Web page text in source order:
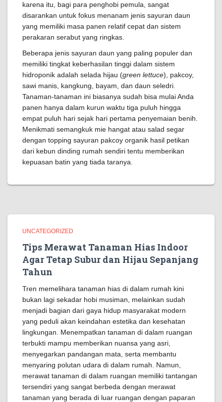
karena itu, bagi para penghobi pemula, sangat
disarankan untuk fokus menanam jenis sayuran daun
yang memiliki masa panen relatif cepat dan sistem
perakaran serabut yang ringkas.
Beberapa jenis sayuran daun yang paling populer dan
memiliki tingkat keberhasilan tinggi dalam sistem
hidroponik adalah selada hijau (green lettuce), pakcoy,
sawi manis, kangkung, bayam, dan daun seledri.
Tanaman-tanaman ini biasanya sudah bisa mulai Anda
panen hanya dalam kurun waktu tiga puluh hingga
empat puluh hari sejak hari pertama penyemaian benih.
Menikmati semangkuk mie hangat atau salad segar
dengan topping sayuran pakcoy organik hasil petikan
dari kebun dinding rumah sendiri tentu memberikan
kepuasan batin yang tiada taranya.
UNCATEGORIZED
Tips Merawat Tanaman Hias Indoor
Agar Tetap Subur dan Hijau Sepanjang
Tahun
Tren memelihara tanaman hias di dalam rumah kini
bukan lagi sekadar hobi musiman, melainkan sudah
menjadi bagian dari gaya hidup masyarakat modern
yang peduli akan keindahan estetika dan kesehatan
lingkungan. Menempatkan tanaman di dalam ruangan
terbukti mampu memberikan nuansa yang asri,
menyegarkan pandangan mata, serta membantu
menyaring polutan udara di dalam rumah. Namun,
merawat tanaman di dalam ruangan memiliki tantangan
tersendiri yang sangat berbeda dengan merawat
tanaman yang berada di luar ruangan dengan paparan